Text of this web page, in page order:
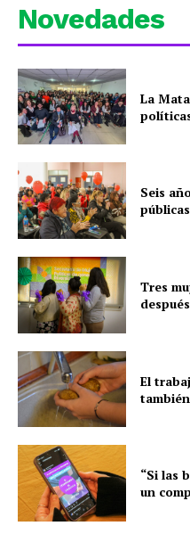
Novedades
La
Seis
Tres
El
“Si las
un